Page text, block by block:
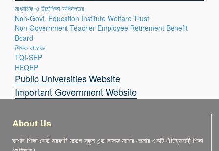
মাধ্যমিক ও উচ্চশিক্ষা অধিদপ্তর
Non-Govt. Education Institute Welfare Trust
Non Government Teacher Employee Retirement Benefit
Board
শিক্ষক বাতায়ন
TQI-SEP
HEQEP
Public Universities Website
Important Government Website
About Us
যশোর শিক্ষা বোর্ড সরকারি মডেল স্কুল এন্ড কলেজ যশোর জেলার একটি ঐতিহ্যবাহী শিক্ষা